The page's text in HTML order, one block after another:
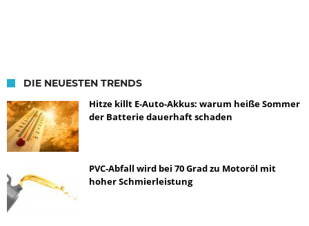
DIE NEUESTEN TRENDS
Hitze killt E-Auto-Akkus: warum heiße Sommer
der Batterie dauerhaft schaden
PVC-Abfall wird bei 70 Grad zu Motoröl mit
hoher Schmierleistung